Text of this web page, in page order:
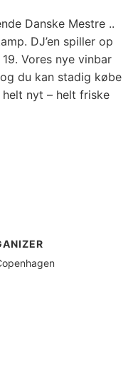
Danske Mestre ..
DJ’en spiller op
Vores nye vinbar
du kan stadig købe
nyt – helt friske